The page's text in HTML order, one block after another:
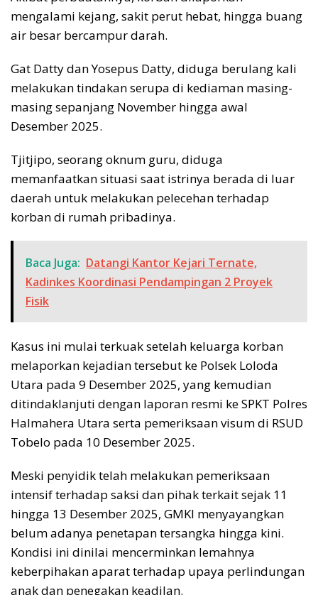
mengalami kejang, sakit perut hebat, hingga buang
air besar bercampur darah.
Gat Datty dan Yosepus Datty, diduga berulang kali
melakukan tindakan serupa di kediaman masing-
masing sepanjang November hingga awal
Desember 2025.
Tjitjipo, seorang oknum guru, diduga
memanfaatkan situasi saat istrinya berada di luar
daerah untuk melakukan pelecehan terhadap
korban di rumah pribadinya.
Baca Juga: Datangi Kantor Kejari Ternate,
Kadinkes Koordinasi Pendampingan 2 Proyek
Fisik
Kasus ini mulai terkuak setelah keluarga korban
melaporkan kejadian tersebut ke Polsek Loloda
Utara pada 9 Desember 2025, yang kemudian
ditindaklanjuti dengan laporan resmi ke SPKT Polres
Halmahera Utara serta pemeriksaan visum di RSUD
Tobelo pada 10 Desember 2025.
Meski penyidik telah melakukan pemeriksaan
intensif terhadap saksi dan pihak terkait sejak 11
hingga 13 Desember 2025, GMKI menyayangkan
belum adanya penetapan tersangka hingga kini.
Kondisi ini dinilai mencerminkan lemahnya
keberpihakan aparat terhadap upaya perlindungan
anak dan penegakan keadilan.